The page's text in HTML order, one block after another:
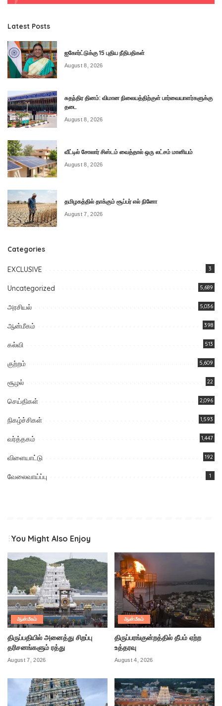
Latest Posts
ஐகோர்ட்டுக்கு 15 புதிய நீதிபதிகள்
August 8, 2026
சுதந்திர தினம்: விமான நிலையத்திற்குள் பார்வையாளர்களுக்கு
தடை
August 8, 2026
வீட்டில் சோலார் சிஸ்டம் வைத்தால் ஒரு லட்சம் மானியம்
August 8, 2026
தமிழகத்தில் தாக்கும் சூப்பர் எல் நினோ
August 7, 2026
Categories
EXCLUSIVE 3
Uncategorized 5,689
அரசியல் 5,036
ஆன்மீகம் 398
கல்வி 513
குற்றம் 5,609
சூழல் 22
செய்திகள் 2,096
நிகழ்ச்சிகள் 1,593
வர்த்தகம் 1,447
விளையாட்டு 192
வேலைவாய்ப்பு 1
You Might Also Enjoy
ஆன்மீகம்
திருப்பதியில் அனைத்து சிறப்பு
தரிசனங்களும் ரத்து
August 7, 2026
ஆன்மீகம்
திருப்பரங்குன்றத்தில் தீபம் ஏற்ற
உத்தரவு
August 4, 2026